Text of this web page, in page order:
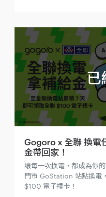
Gogoro x 全聯 換電
金帶回家！
讓每一次換電，都成為你
門市 GoStation 站點換電
$100 電子禮卡！